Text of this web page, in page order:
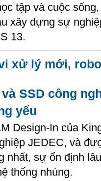
tập và cuộc
xây dựng sự
13.
xử lý mới,
SSD công
yếu
Design-In của
JEDEC, và
nhất, sự ổn định
thống nhúng.